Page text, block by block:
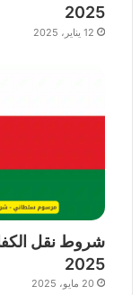
2025
12 يناير، 2025
شروط نقل
2025
20 مايو، 2025